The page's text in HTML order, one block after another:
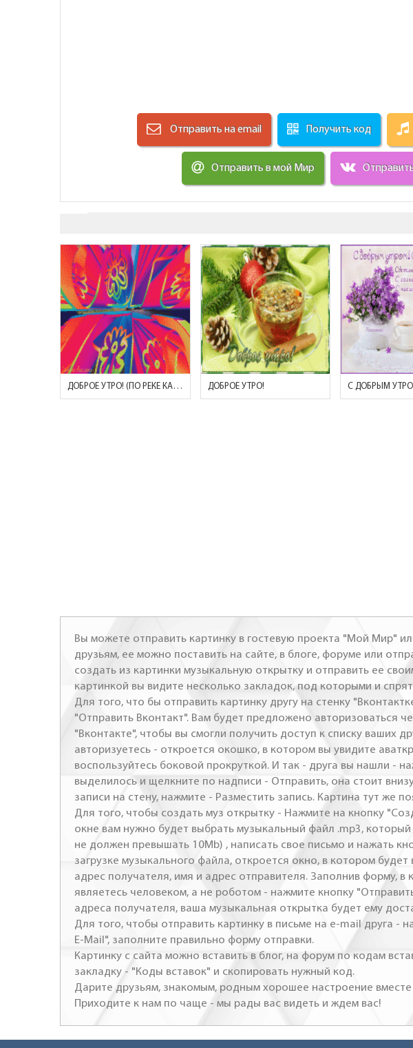
Отправить на email Получить код
Отправить в мой Мир
ДОБРОЕ УТРО! (ПО РЕКЕ КАНЬОНА) ДОБРОЕ УТРО!
Вы можете отправить картинку в гостевую проекта "Мой Мир"
друзьям, ее можно поставить на сайте, в блоге, форуме или
создать из картинки музыкальную открытку и отправить ее
картинкой вы видите несколько закладок, под которыми и
Для того, что бы отправить картинку другу на стенку
"Отправить Вконтакт". Вам будет предложено авторизоваться
"Вконтакте", чтобы вы смогли получить доступ к списку ваших
авторизуетесь - откроется окошко, в котором вы увидите
воспользуйтесь боковой прокруткой. И так - друга вы нашли -
выделилось и щелкните по надписи - Отправить, она стоит
записи на стену, нажмите - Разместить запись. Картина тут же
Для того, чтобы создать муз открытку - Нажмите на кнопку
окне вам нужно будет выбрать музыкальный файл .mp3,
не должен превышать 10Mb) , написать свое письмо и нажать
загрузке музыкального файла, откроется окно, в котором
адрес получателя, имя и адрес отправителя. Заполнив форму, в
являетесь человеком, а не роботом - нажмите кнопку
адреса получателя, ваша музыкальная открытка будет ему
Для того, чтобы отправить картинку в письме на e-mail друга -
E-Mail", заполните правильно форму отправки.
Картинку с сайта можно вставить в блог, на форум по кодам
закладку - "Коды вставок" и скопировать нужный код.
Дарите друзьям, знакомым, родным хорошее настроение вместе
Приходите к нам по чаще - мы рады вас видеть и ждем вас!